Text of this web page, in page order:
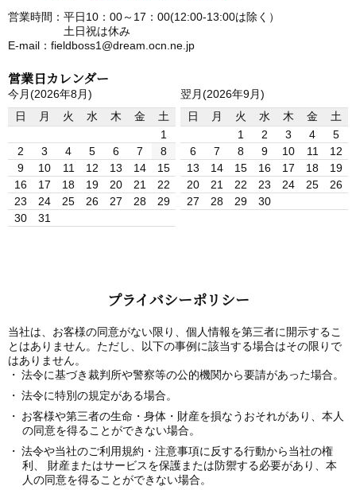
営業時間：平日10：00～17：00(12:00-13:00は除く）
土日祝は休み
E-mail：fieldboss1@dream.ocn.ne.jp
営業日カレンダー
今月(2026年8月)
日
月 火 水 木 金
土
1
2
3 4 5 6 7
8
9
10 11 12 13 14
15
16
17 18 19 20 21
22
23
24 25 26 27 28
29
30
31
翌月(2026年9月)
日
月 火 水 木 金
土
1
2 3 4
5
6
7 8 9 10 11
12
13
14 15 16 17 18
19
20
21 22 23 24 25
26
27
28 29 30
プライバシーポリシー
当社は、お客様の同意がない限り、個人情報を第三者に開示するこ
とはありません。ただし、以下の事例に該当する場合はその限りで
はありません。
法令に基づき裁判所や警察等の公的機関から要請があった場合。
法令に特別の規定がある場合。
お客様や第三者の生命・身体・財産を損なうおそれがあり、本人
の同意を得ることができない場合。
法令や当社のご利用規約・注意事項に反する行動から当社の権
利、 財産またはサービスを保護または防禦する必要があり、本
人の同意を得ることができない場合。